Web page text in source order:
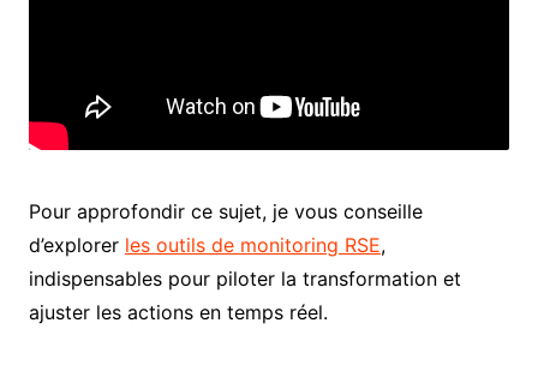
Pour approfondir ce sujet, je vous conseille
d’explorer les outils de monitoring RSE,
indispensables pour piloter la transformation et
ajuster les actions en temps réel.